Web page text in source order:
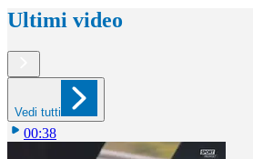
Ultimi video
Vedi tutti
00:38